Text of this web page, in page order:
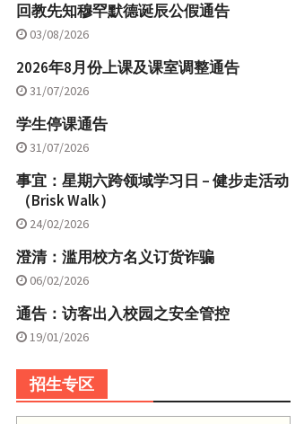
回教先知穆罕默德诞辰公假通告
03/08/2026
2026年8月份上课及课室调整通告
31/07/2026
学生停课通告
31/07/2026
事宜：星期六跨领域学习日 – 健步走活动
（Brisk Walk）
24/02/2026
澄清：滥用校方名义订货诈骗
06/02/2026
通告：访客出入校园之安全管控
19/01/2026
招生专区